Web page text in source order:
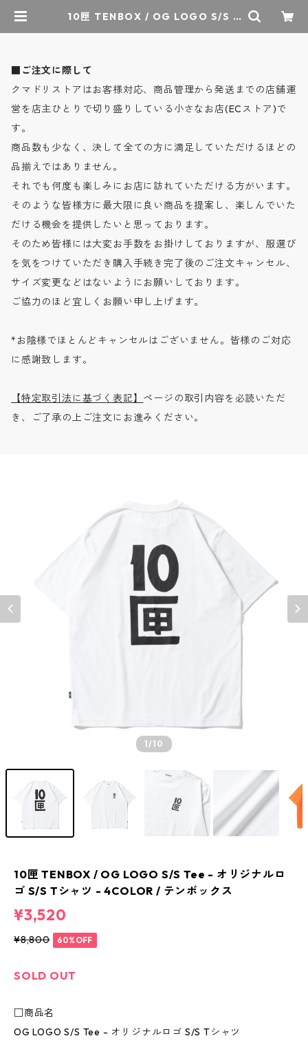
10匣 TENBOX / OG LOGO S/S T
■ご注文に際して
クマドリストアはお客様対応、商品管理から発送までの店舗運
営を店主ひとりで切り盛りしている小さなお店(ECストア)で
す。
商品数も少なく、決して全ての方に満足していただけるほどの
品揃えではありません。
それでも何度も楽しみにお店に訪れていただける方がいます。
そのような皆様方に最大限に良い商品を提案し、楽しんでいた
だける機会を提供したいと思っております。
そのため皆様には大変お手数をお掛けしておりますが、服選び
を気をつけていただき購入手続き完了後のご注文キャンセル、
サイズ変更などはないようにお願いしております。
ご協力のほど宜しくお願い申し上げます。
*お陰様でほとんどキャンセルはございません。皆様のご対応
に感謝致します。
【特定取引法に基づく表記】 ページの取引内容を必読いただ
き、ご了承の上ご注文にお進みください。
1/10
10匣 TENBOX / OG LOGO S/S Tee - オリジナルロ
ゴ S/S Tシャツ - 4COLOR / テンボックス
¥3,520
¥8,800 60%OFF
SOLD OUT
□商品名
OG LOGO S/S Tee - オリジナルロゴ S/S Tシャツ